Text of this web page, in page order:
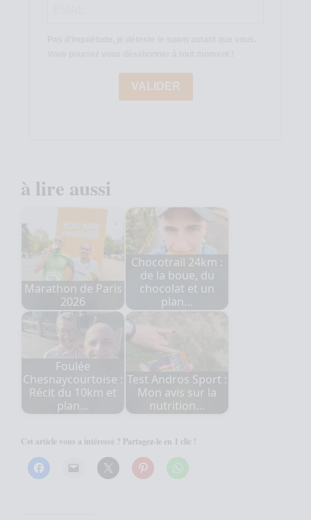
VALIDER
à lire aussi
Marathon de Paris
2026
Chocotrail 24km :
de la boue, du
chocolat et un
plan…
Foulée
Chesnaycourtoise :
Récit du 10km et
plan…
Test Andros Sport :
Mon avis sur la
nutrition…
Cet article vous a intéressé ? Partagez-le en 1 clic !